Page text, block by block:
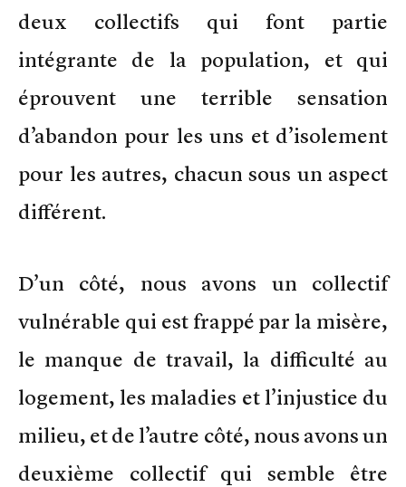
deux collectifs qui font partie
intégrante de la population, et qui
éprouvent une terrible sensation
d’abandon pour les uns et d’isolement
pour les autres, chacun sous un aspect
différent.
D’un côté, nous avons un collectif
vulnérable qui est frappé par la misère,
le manque de travail, la difficulté au
logement, les maladies et l’injustice du
milieu, et de l’autre côté, nous avons un
deuxième collectif qui semble être